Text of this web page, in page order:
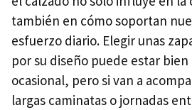
también en cómo soportan
esfuerzo diario. Elegir unas
por su diseño puede estar bien
ocasional, pero si van a
largas caminatas o jornadas